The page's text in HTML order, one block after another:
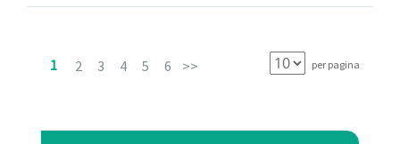
1 2 3 4 5 6 >> per pagina